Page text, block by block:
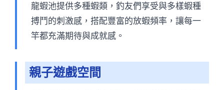
龍蝦池提供多種蝦類，釣友們享受與多樣蝦種
搏鬥的刺激感，搭配豐富的放蝦頻率，讓每一
竿都充滿期待與成就感。
親子遊戲空間